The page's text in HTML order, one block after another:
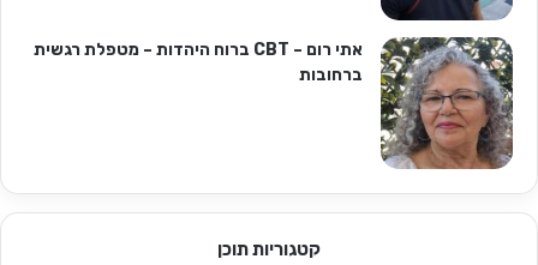
אתי רום – CBT ברוח היהדות – מטפלת רגשית
ברחובות
קטגוריות תוכן